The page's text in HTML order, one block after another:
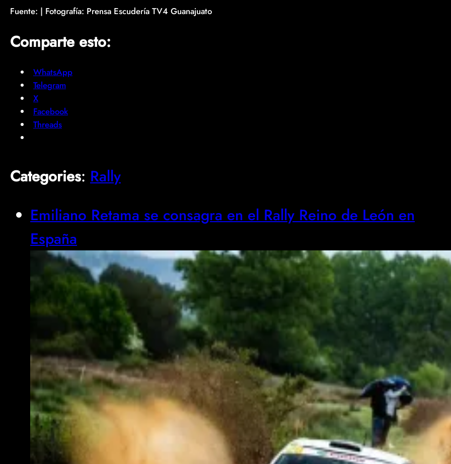
Fuente: | Fotografía: Prensa Escudería TV4 Guanajuato
Comparte esto:
WhatsApp
Telegram
X
Facebook
Threads
Categories: Rally
Emiliano Retama se consagra en el Rally Reino de León en
España